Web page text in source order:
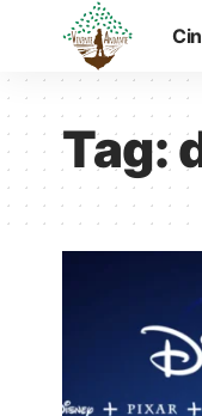
Tag: